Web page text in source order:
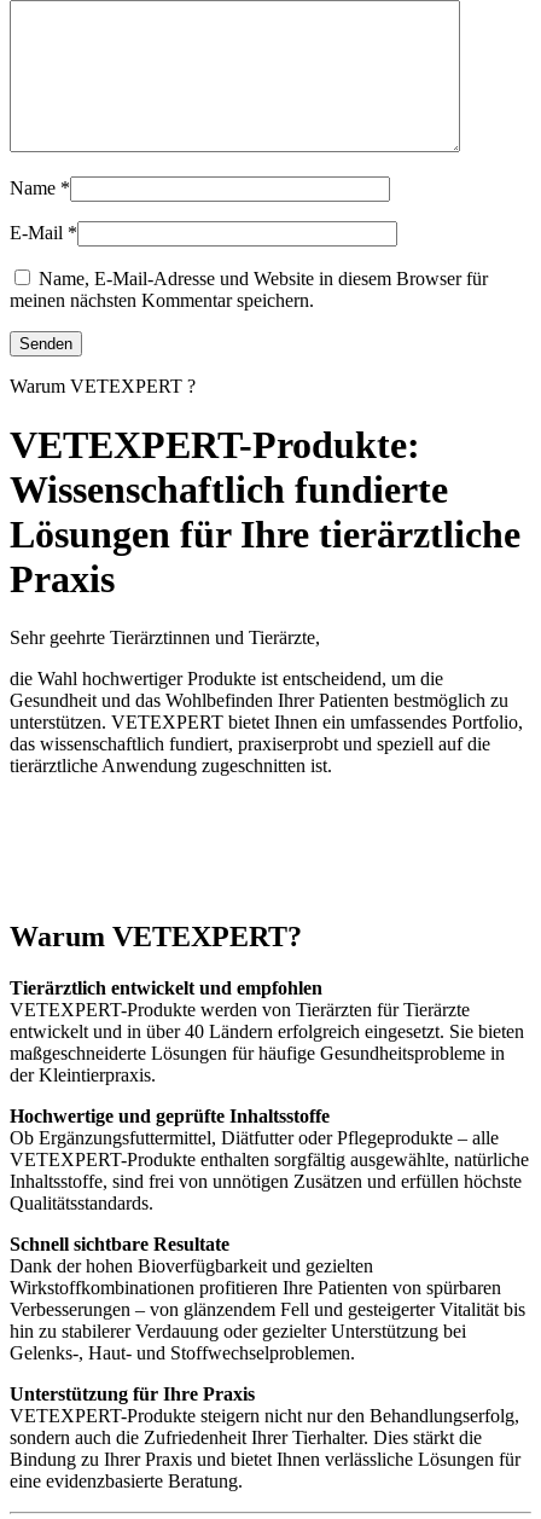
Name *
E-Mail *
Name, E-Mail-Adresse und Website in diesem Browser für
meinen nächsten Kommentar speichern.
Warum VETEXPERT ?
VETEXPERT-Produkte:
Wissenschaftlich fundierte
Lösungen für Ihre tierärztliche
Praxis
Sehr geehrte Tierärztinnen und Tierärzte,
die Wahl hochwertiger Produkte ist entscheidend, um die
Gesundheit und das Wohlbefinden Ihrer Patienten bestmöglich zu
unterstützen. VETEXPERT bietet Ihnen ein umfassendes Portfolio,
das wissenschaftlich fundiert, praxiserprobt und speziell auf die
tierärztliche Anwendung zugeschnitten ist.
Warum VETEXPERT?
Tierärztlich entwickelt und empfohlen
VETEXPERT-Produkte werden von Tierärzten für Tierärzte
entwickelt und in über 40 Ländern erfolgreich eingesetzt. Sie bieten
maßgeschneiderte Lösungen für häufige Gesundheitsprobleme in
der Kleintierpraxis.
Hochwertige und geprüfte Inhaltsstoffe
Ob Ergänzungsfuttermittel, Diätfutter oder Pflegeprodukte – alle
VETEXPERT-Produkte enthalten sorgfältig ausgewählte, natürliche
Inhaltsstoffe, sind frei von unnötigen Zusätzen und erfüllen höchste
Qualitätsstandards.
Schnell sichtbare Resultate
Dank der hohen Bioverfügbarkeit und gezielten
Wirkstoffkombinationen profitieren Ihre Patienten von spürbaren
Verbesserungen – von glänzendem Fell und gesteigerter Vitalität bis
hin zu stabilerer Verdauung oder gezielter Unterstützung bei
Gelenks-, Haut- und Stoffwechselproblemen.
Unterstützung für Ihre Praxis
VETEXPERT-Produkte steigern nicht nur den Behandlungserfolg,
sondern auch die Zufriedenheit Ihrer Tierhalter. Dies stärkt die
Bindung zu Ihrer Praxis und bietet Ihnen verlässliche Lösungen für
eine evidenzbasierte Beratung.